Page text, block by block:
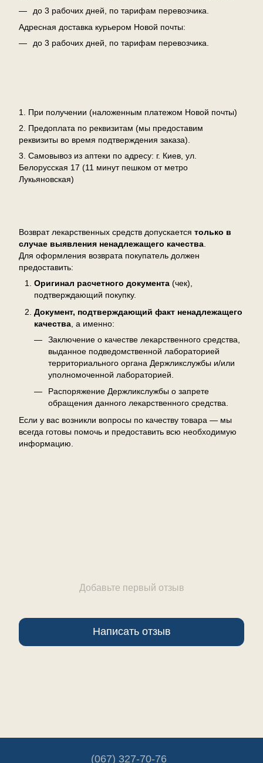
до 3 рабочих дней, по тарифам перевозчика.
Адресная доставка курьером Новой почты:
до 3 рабочих дней, по тарифам перевозчика.
1. При получении (наложенным платежом Новой почты)
2. Предоплата по реквизитам (мы предоставим
реквизиты во время подтверждения заказа).
3. Самовывоз из аптеки по адресу: г. Киев, ул.
Белорусская 17 (11 минут пешком от метро
Лукьяновская)
Возврат лекарственных средств допускается только в
случае выявления ненадлежащего качества.
Для оформления возврата покупатель должен
предоставить:
Оригинал расчетного документа (чек),
подтверждающий покупку.
Документ, подтверждающий факт ненадлежащего
качества , а именно:
Заключение о качестве лекарственного средства,
выданное подведомственной лабораторией
территориального органа Держликслужбы и/или
уполномоченной лабораторией.
Распоряжение Держликслужбы о запрете
обращения данного лекарственного средства.
Если у вас возникли вопросы по качеству товара — мы
всегда готовы помочь и предоставить всю необходимую
информацию.
Добавьте первый отзыв
Написать отзыв
(067) 327-70-76